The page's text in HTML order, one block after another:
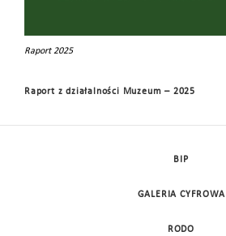
Raport 2025
Raport z działalności Muzeum – 2025
BIP
GALERIA CYFROWA
RODO